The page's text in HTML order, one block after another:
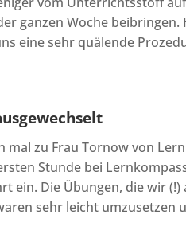
ganzen Woche beibringen.
eine sehr quälende
mal zu Frau Tornow von
Stunde bei
ein. Die Übungen, die wir (!)
sehr leicht umzusetzen